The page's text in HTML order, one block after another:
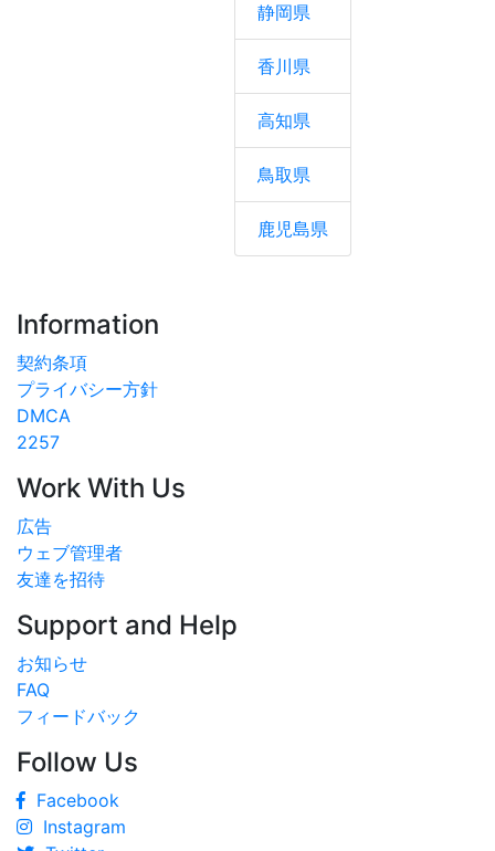
静岡県
香川県
高知県
鳥取県
鹿児島県
Information
契約条項
プライバシー方針
DMCA
2257
Work With Us
広告
ウェブ管理者
友達を招待
Support and Help
お知らせ
FAQ
フィードバック
Follow Us
Facebook
Instagram